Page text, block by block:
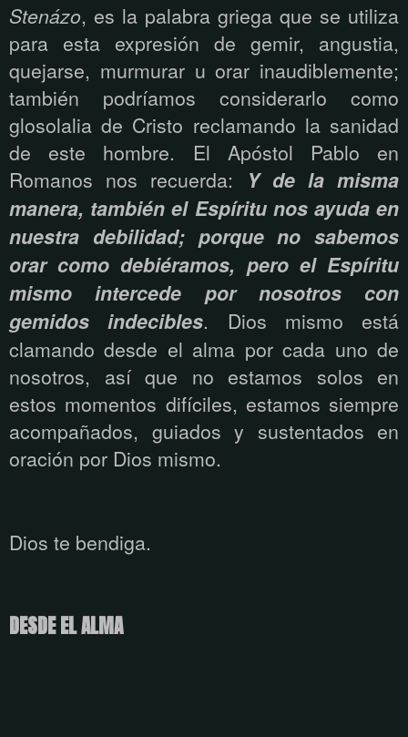
Stenázo, es la palabra griega que se utiliza
para esta expresión de gemir, angustia,
quejarse, murmurar u orar inaudiblemente;
también podríamos considerarlo como
glosolalia de Cristo reclamando la sanidad
de este hombre. El Apóstol Pablo en
Romanos nos recuerda: Y de la misma
manera, también el Espíritu nos ayuda en
nuestra debilidad; porque no sabemos
orar como debiéramos, pero el Espíritu
mismo intercede por nosotros con
gemidos indecibles. Dios mismo está
clamando desde el alma por cada uno de
nosotros, así que no estamos solos en
estos momentos difíciles, estamos siempre
acompañados, guiados y sustentados en
oración por Dios mismo.
Dios te bendiga.
DESDE EL ALMA